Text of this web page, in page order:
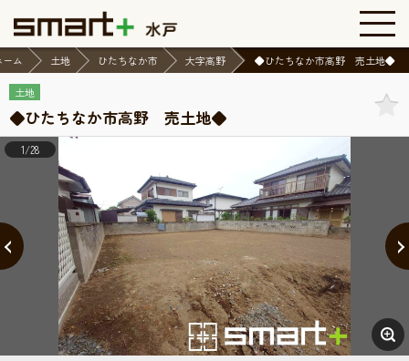
ーム 土地 ひたちなか市 大字高野 ◆ひたちなか市高野 売土地◆
土地
◆ひたちなか市高野 売土地◆
1/28